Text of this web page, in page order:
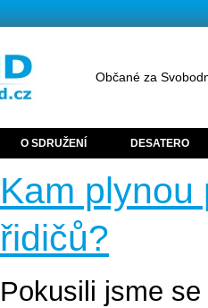
Občané za
O SDRUŽENÍ DESATERO
Kam
řidičů?
Pokusili jsme